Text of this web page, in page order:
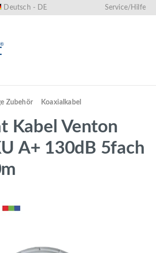
Deutsch - DE Service/Hilfe
Zubehör Koaxialkabel
Kabel Venton
A+ 130dB 5fach